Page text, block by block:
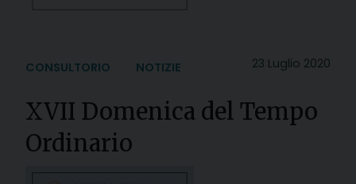
23 Luglio 2020
CONSULTORIO NOTIZIE
XVII Domenica del Tempo
Ordinario